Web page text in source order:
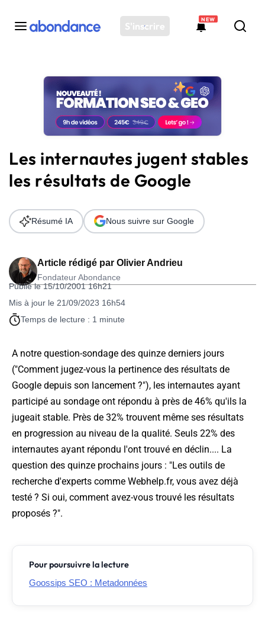
S'inscrire
NEW
Toutes les actus
Actus SEO
Plateforme
Solutions
Ressources
Audit SEO
Les internautes jugent stables
les résultats de Google
Article rédigé par Olivier Andrieu
Fondateur Abondance
Publié le 15/10/2001 16h21
Mis à jour le 21/09/2023 16h54
Temps de lecture : 1 minute
Résumé IA Nous suivre sur Google
A notre question-sondage des quinze derniers jours
("Comment jugez-vous la pertinence des résultats de
Google depuis son lancement ?"), les internautes ayant
participé au sondage ont répondu à près de 46% qu'ils la
jugeait stable. Près de 32% trouvent même ses résultats
en progression au niveau de la qualité. Seuls 22% des
internautes ayant répondu l'ont trouvé en déclin.... La
question des quinze prochains jours : "Les outils de
recherche d'experts comme Webhelp.fr, vous avez déjà
testé ? Si oui, comment avez-vous trouvé les résultats
proposés ?".
Pour poursuivre la lecture
Goossips SEO : Metadonnées